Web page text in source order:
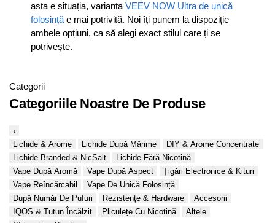
asta e situația, varianta VEEV NOW Ultra de unică
folosință e mai potrivită. Noi îți punem la dispoziție
ambele opțiuni, ca să alegi exact stilul care ți se
potrivește.
Categorii
Categoriile Noastre De Produse
‹
Lichide & Arome
Lichide După Mărime
DIY & Arome Concentrate
Lichide Branded & NicSalt
Lichide Fără Nicotină
Vape După Aromă
Vape După Aspect
Țigări Electronice & Kituri
Vape Reîncărcabil
Vape De Unică Folosință
După Număr De Pufuri
Rezistențe & Hardware
Accesorii
IQOS & Tutun Încălzit
Pliculețe Cu Nicotină
Altele